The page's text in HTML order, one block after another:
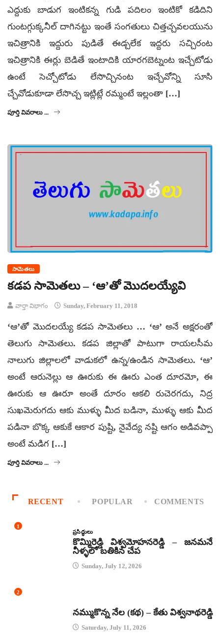
ఎద్దుకు బాడుగ ఇంటికన్న గుడి పదిలం ఇంటికో కడిదిని
గుంటగ్గుక్కనీల్ దాగినట్టు ఇంతే సంగతులు చిత్తచ్చవలయును
ఇచిత్రానికి ఇద్దురు పుడితే ఈడ్చలేక ఇద్దరు సచ్చిరంట
ఇచిత్రానికి ఈర్లు బెడితే ఇంటాదికి యారగబెట్నంట ఇచ్చేటోడు
ఉంటే సెచ్చోటోడు లేసొచ్చినంట ఇచ్చేవోన్ని సూసి
చ్చేవోడుకూడా లేసొచ్చ ఇట్లిట్లే రమ్మంటే ఇల్లంతా […]
పూర్తి వివరాలు ...
సామెతలు
కడప సామెతలు – ‘ఆ’తో మొదలయ్యేవి
వార్తా విభాగం Sunday, February 11, 2018
‘ఆ’తో మొదలయ్యే కడప సామెతలు … ‘ఆ’ అనే అక్షరంతో
తెలుగు సామెతలు. కడప జిల్లాతో పాటుగా రాయలసీమ
నాలుగు జిల్లాలలో వాడుకలో ఉన్న/ఉండిన సామెతలు. ‘ఆ’
అంటే ఆరునెల్లు ఆ ఊరుకు ఈ ఊరు ఎంత దూరమో, ఈ
ఊరుకు ఆ ఊరూ అంతే దూరం ఆకలి రుచెరగదు, నిద్ర
సుఖమెరుగదు ఆకు ముళ్ళు మీద బడినా, ముళ్ళు ఆకు మీద
పడినా బొక్క ఆకుకే ఆకార పుష్టి, నైవేద్య నష్టి ఆగం అడివప్పా
అంటే మడిగ […]
పూర్తి వివరాలు ...
RECENT POPULAR COMMENTS
1
ప్రసిద్ధులు
కొమ్మిరెడ్డి విశ్వమోహనరెడ్డి – జనమనే
నీళ్ళలో బతికిన చేప
Sunday, July 12, 2026
2
నమ్ముకొన్న నేల (కథ) – కేతు విశ్వనాథరెడ్డి
Saturday, July 11, 2026